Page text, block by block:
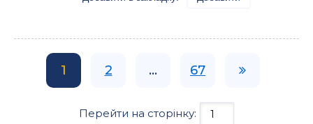
1 2 ... 67
Перейти на сторінку: